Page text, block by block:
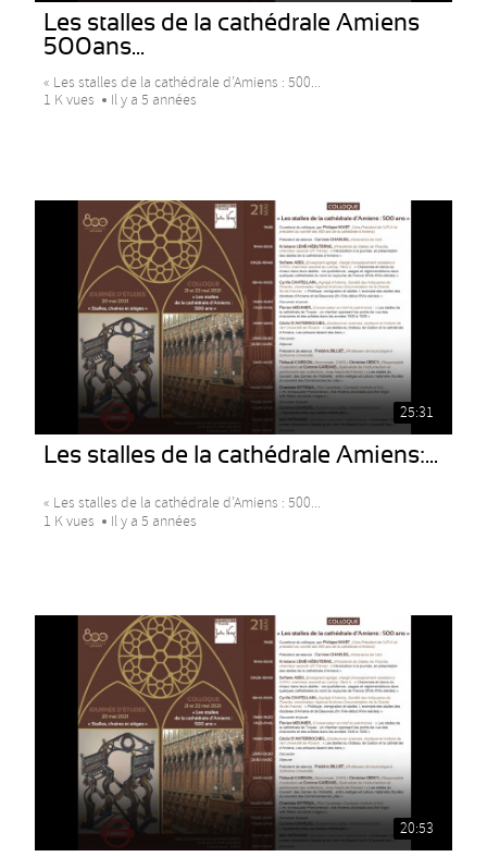
Les stalles de la cathédrale Amiens
500ans...
« Les stalles de la cathédrale d’Amiens : 500...
1 K vues
Il y a 5 années
25:31
Les stalles de la cathédrale Amiens:...
« Les stalles de la cathédrale d’Amiens : 500...
1 K vues
Il y a 5 années
20:53